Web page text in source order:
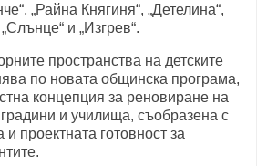
„Райна Княгиня“, „Детелина“,
и „Изгрев“.
пространства на детските
по новата общинска програма,
концепция за реновиране на
и училища, съобразена с
и проектната готовност за